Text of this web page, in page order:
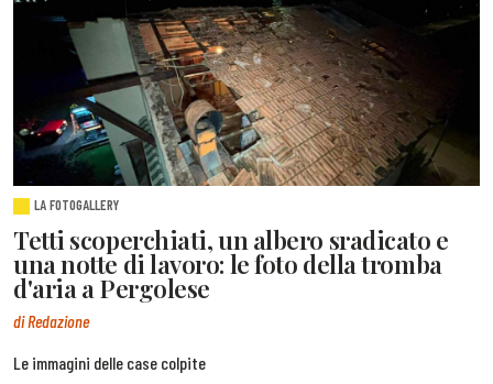
LA FOTOGALLERY
Tetti scoperchiati, un albero sradicato e
una notte di lavoro: le foto della tromba
d'aria a Pergolese
di Redazione
Le immagini delle case colpite